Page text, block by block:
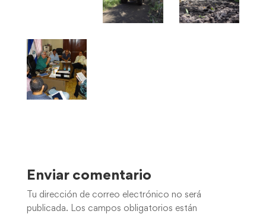
Enviar comentario
Tu dirección de correo electrónico no será
publicada. Los campos obligatorios están